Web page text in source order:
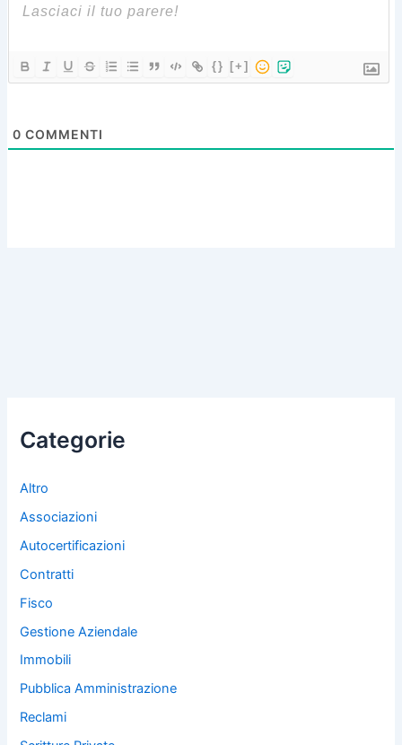
{} [+]
0 COMMENTI
Categorie
Altro
Associazioni
Autocertificazioni
Contratti
Fisco
Gestione Aziendale
Immobili
Pubblica Amministrazione
Reclami